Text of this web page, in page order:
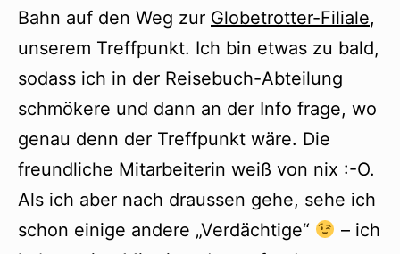
Bahn auf den Weg zur Globetrotter-Filiale,
unserem Treffpunkt. Ich bin etwas zu bald,
sodass ich in der Reisebuch-Abteilung
schmökere und dann an der Info frage, wo
genau denn der Treffpunkt wäre. Die
freundliche Mitarbeiterin weiß von nix :-O.
Als ich aber nach draussen gehe, sehe ich
schon einige andere „Verdächtige“
– ich